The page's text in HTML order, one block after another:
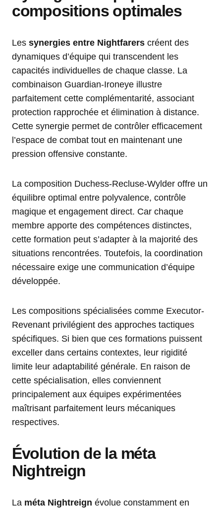
compositions optimales
Les synergies entre Nightfarers créent des
dynamiques d’équipe qui transcendent les
capacités individuelles de chaque classe. La
combinaison Guardian-Ironeye illustre
parfaitement cette complémentarité, associant
protection rapprochée et élimination à distance.
Cette synergie permet de contrôler efficacement
l’espace de combat tout en maintenant une
pression offensive constante.
La composition Duchess-Recluse-Wylder offre un
équilibre optimal entre polyvalence, contrôle
magique et engagement direct. Car chaque
membre apporte des compétences distinctes,
cette formation peut s’adapter à la majorité des
situations rencontrées. Toutefois, la coordination
nécessaire exige une communication d’équipe
développée.
Les compositions spécialisées comme Executor-
Revenant privilégient des approches tactiques
spécifiques. Si bien que ces formations puissent
exceller dans certains contextes, leur rigidité
limite leur adaptabilité générale. En raison de
cette spécialisation, elles conviennent
principalement aux équipes expérimentées
maîtrisant parfaitement leurs mécaniques
respectives.
Évolution de la méta
Nightreign
La méta Nightreign évolue constamment en